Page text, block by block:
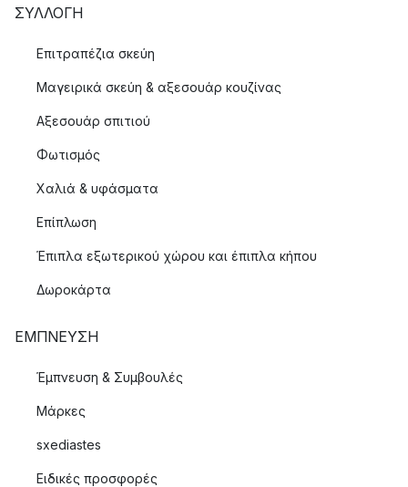
ΣΥΛΛΟΓΉ
Επιτραπέζια σκεύη
Μαγειρικά σκεύη & αξεσουάρ κουζίνας
Αξεσουάρ σπιτιού
Φωτισμός
Χαλιά & υφάσματα
Επίπλωση
Έπιπλα εξωτερικού χώρου και έπιπλα κήπου
Δωροκάρτα
ΈΜΠΝΕΥΣΗ
Έμπνευση & Συμβουλές
Μάρκες
sxediastes
Ειδικές προσφορές